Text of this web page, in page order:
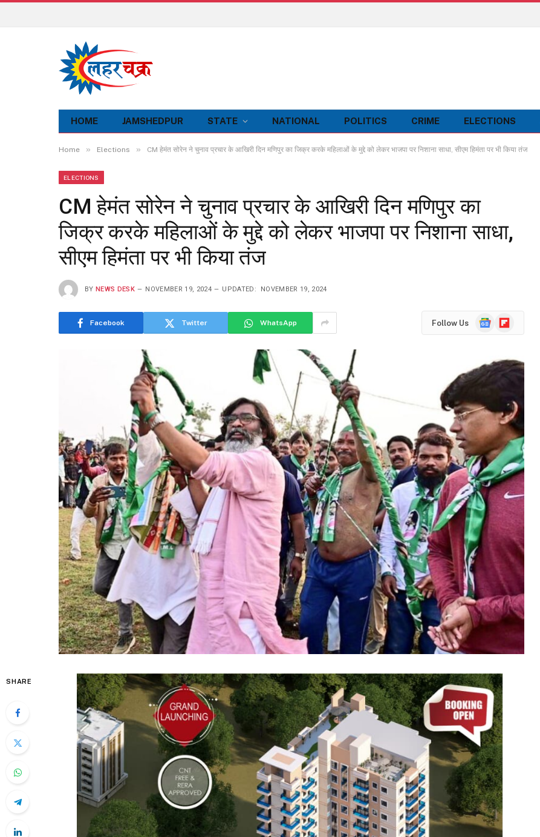
HOME JAMSHEDPUR STATE NATIONAL POLITICS CRIME ELECTIONS
Home » Elections » CM हेमंत सोरेन ने चुनाव प्रचार के आखिरी दिन मणिपुर का जिक्र करके महिलाओं के मुद्दे को लेकर भाजपा पर निशाना साधा, सीएम हिमंता पर भी किया तंज
ELECTIONS
CM हेमंत सोरेन ने चुनाव प्रचार के आखिरी दिन मणिपुर का
जिक्र करके महिलाओं के मुद्दे को लेकर भाजपा पर निशाना साधा,
सीएम हिमंता पर भी किया तंज
BY NEWS DESK NOVEMBER 19, 2024 UPDATED: NOVEMBER 19, 2024
Facebook Twitter WhatsApp Follow Us
GoogleFlipboard
SHARE